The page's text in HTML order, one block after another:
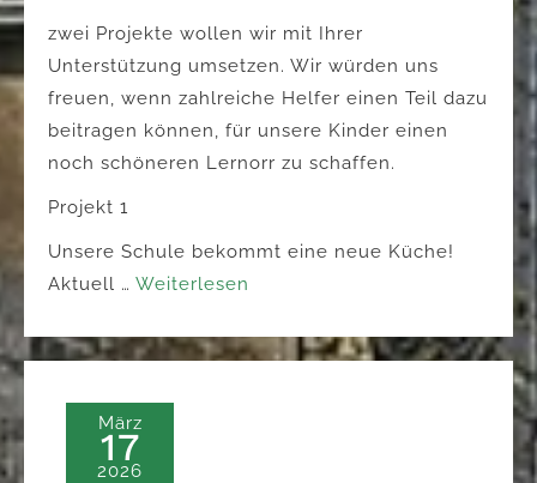
zwei Projekte wollen wir mit Ihrer
Unterstützung umsetzen. Wir würden uns
freuen, wenn zahlreiche Helfer einen Teil dazu
beitragen können, für unsere Kinder einen
noch schöneren Lernorr zu schaffen.
Projekt 1
Unsere Schule bekommt eine neue Küche!
Aktuell … Weiterlesen
März
17
2026